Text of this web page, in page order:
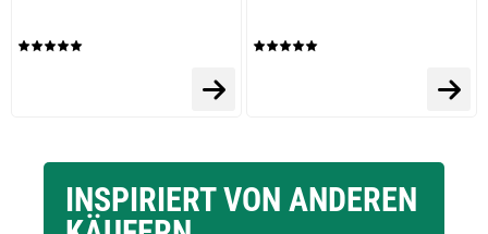
INSPIRIERT VON ANDEREN